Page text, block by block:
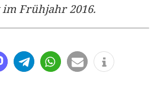
Frühjahr 2016.